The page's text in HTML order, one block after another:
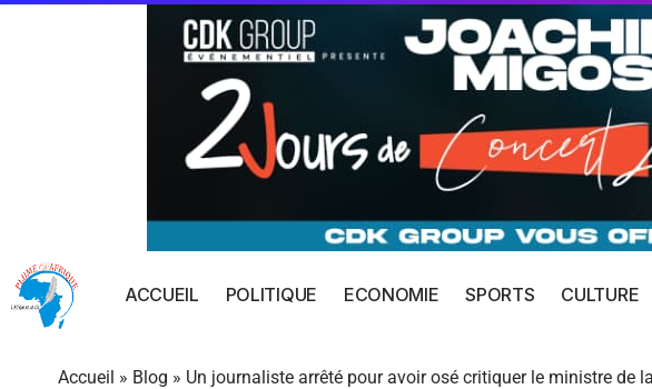
ACCUEIL POLITIQUE ECONOMIE SPORTS CULTURE
Accueil » Blog » Un journaliste arrêté pour avoir osé critiquer le ministre de